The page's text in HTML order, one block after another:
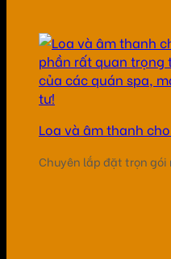
Loa và âm thanh
Chuyên lắp đặt trọn